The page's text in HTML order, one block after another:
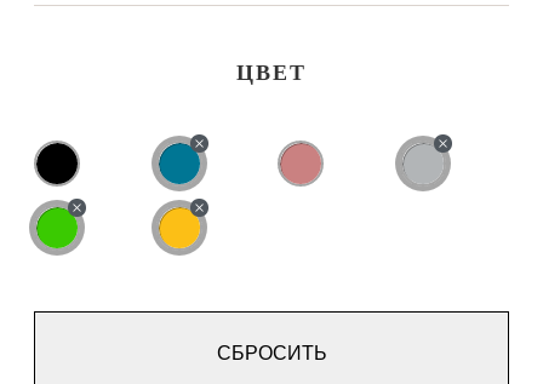
ЦВЕТ
СБРОСИТЬ